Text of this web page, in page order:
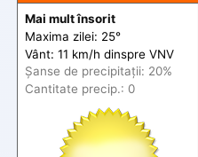
Mai mult însorit
Maxima zilei: 25°
Vânt: 11 km/h dinspre VNV
Șanse de precipitații: 20%
Cantitate precip.: 0